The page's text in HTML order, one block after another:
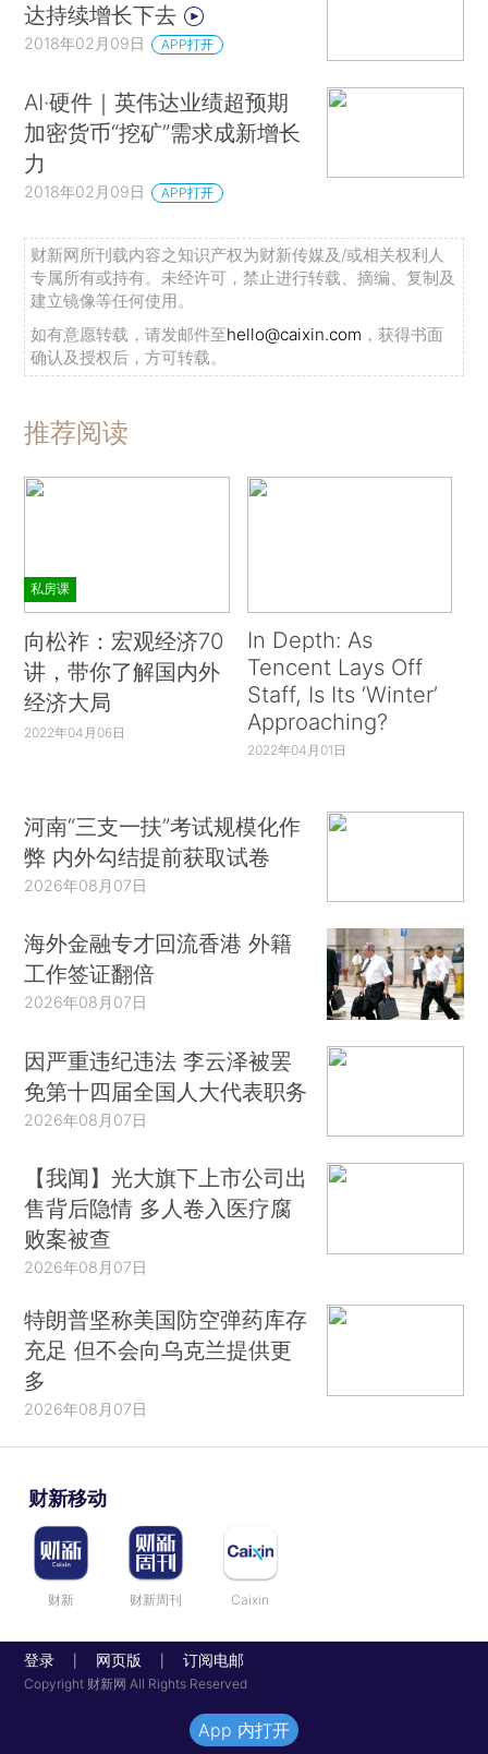
达持续增长下去
2018年02月09日 APP打开
AI·硬件｜英伟达业绩超预期
加密货币“挖矿”需求成新增长
力
2018年02月09日 APP打开
财新网所刊载内容之知识产权为财新传媒及/或相关权利人
专属所有或持有。未经许可，禁止进行转载、摘编、复制及
建立镜像等任何使用。
如有意愿转载，请发邮件至hello@caixin.com ，获得书面
确认及授权后，方可转载。
推荐阅读
私房课
向松祚：宏观经济70
讲，带你了解国内外
经济大局
2022年04月06日
In Depth: As
Tencent Lays Off
Staff, Is Its ‘Winter’
Approaching?
2022年04月01日
河南“三支一扶”考试规模化作
弊 内外勾结提前获取试卷
2026年08月07日
海外金融专才回流香港 外籍
工作签证翻倍
2026年08月07日
因严重违纪违法 李云泽被罢
免第十四届全国人大代表职务
2026年08月07日
【我闻】光大旗下上市公司出
售背后隐情 多人卷入医疗腐
败案被查
2026年08月07日
特朗普坚称美国防空弹药库存
充足 但不会向乌克兰提供更
多
2026年08月07日
财新移动
财新 财新周刊 Caixin
登录 网页版 订阅电邮
Copyright 财新网 All Rights Reserved
App 内打开